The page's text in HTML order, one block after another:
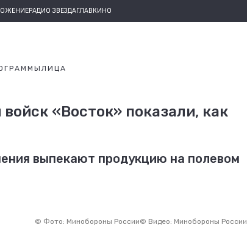
РАДИО ЗВЕЗДАГЛАВКИНО
ЛИЦА
«Восток» показали, как
выпекают продукцию на полевом
© Фото: Минобороны России© Видео: Минобороны России